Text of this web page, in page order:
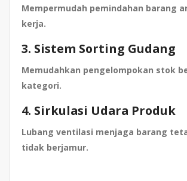
Mempermudah pemindahan barang
kerja.
3. Sistem Sorting Gudang
Memudahkan pengelompokan stok
kategori.
4. Sirkulasi Udara Produk
Lubang ventilasi menjaga barang
tidak berjamur.